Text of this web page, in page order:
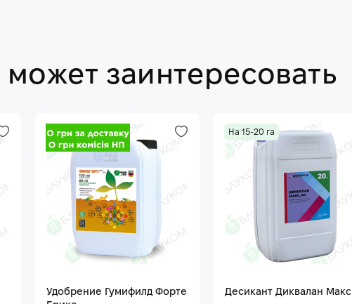
может заинтересовать
Удобрение Гумифилд Форте
На 15-20 га
Десикант Диквалан Макс